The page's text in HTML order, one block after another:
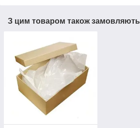
З цим товаром також замовляють